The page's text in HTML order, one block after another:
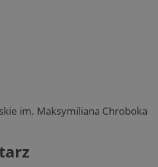
im. Maksymiliana Chroboka